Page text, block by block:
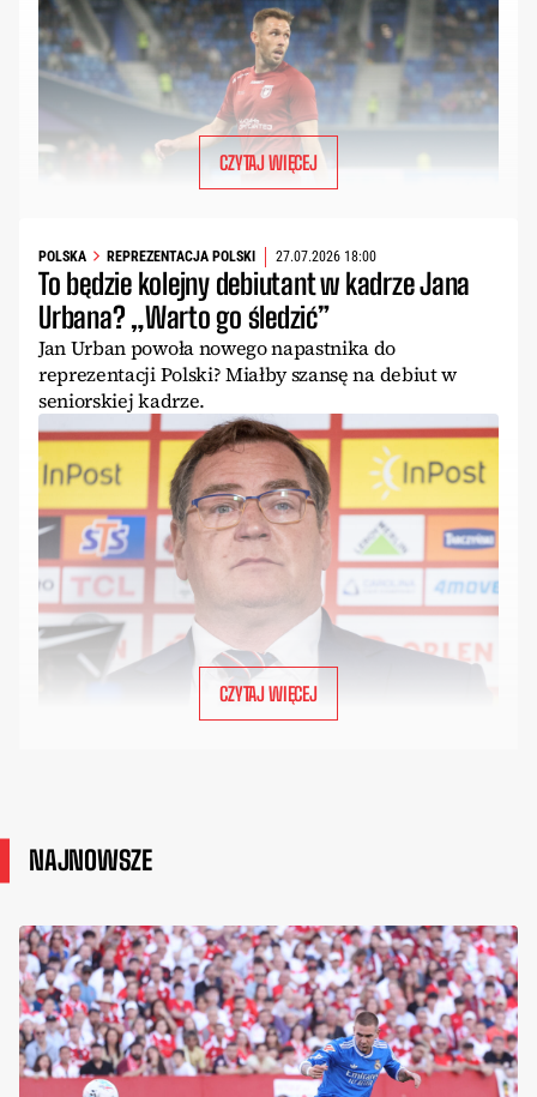
CZYTAJ WIĘCEJ
POLSKA REPREZENTACJA POLSKI 27.07.2026 18:00
To będzie kolejny debiutant w kadrze Jana
Urbana? „Warto go śledzić”
Jan Urban powoła nowego napastnika do
reprezentacji Polski? Miałby szansę na debiut w
seniorskiej kadrze.
CZYTAJ WIĘCEJ
NAJNOWSZE